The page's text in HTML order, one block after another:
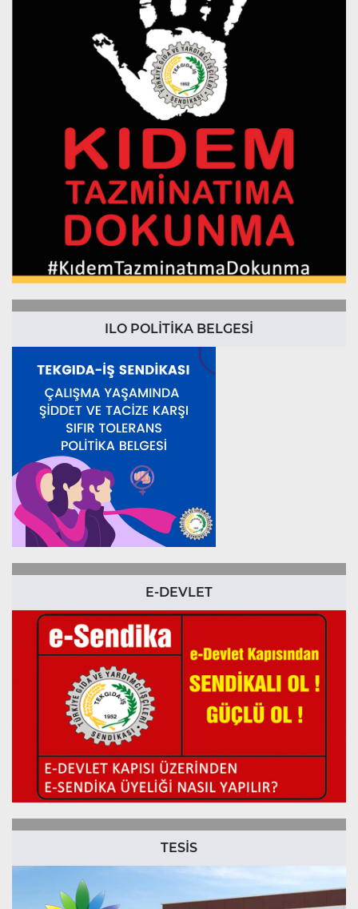
ILO POLİTİKA BELGESİ
E-DEVLET
TESİS